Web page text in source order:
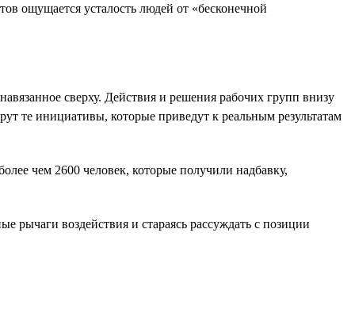
ощущается усталость людей от «бесконечной
сверху. Действия и решения рабочих групп внизу
те инициативы, которые приведут к реальным результатам
чем 2600 человек, которые получили надбавку,
рычаги воздействия и стараясь рассуждать с позиции